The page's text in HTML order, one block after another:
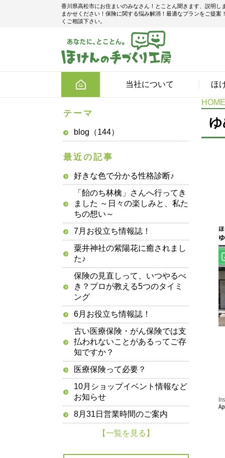
香川県高松市にお住まいのみなさん！とことん聞きます、説明
まかせください！保険に関する悩み解消！最適なプランをご提
くご相談下さい。
当社について ほ
HOME
テーマ
blog（144）
最近の記事
好きな色で分かる性格診断♪
「飴のち林檎」さんへ行ってき
ました ～日々の楽しみと、私た
ちの想い～
7月お役立ち情報誌！
粟井神社の紫陽花に癒されまし
た♪
保険の見直しって、いつやるべ
き？プロが教える5つのタイミ
ング
6月お役立ち情報誌！
古い医療保険・がん保険では支
払われないことがあるってご存
知ですか？
医療保険って必要？
10月ショップイベント情報など
お知らせ
8月31日営業時間のご案内
【一覧を見る】